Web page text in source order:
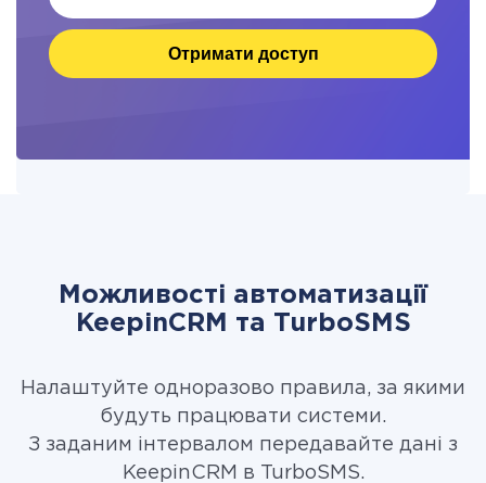
Отримати доступ
Можливості автоматизації
KeepinCRM та TurboSMS
Налаштуйте одноразово правила, за якими
будуть працювати системи.
З заданим інтервалом передавайте дані з
KeepinCRM в TurboSMS.